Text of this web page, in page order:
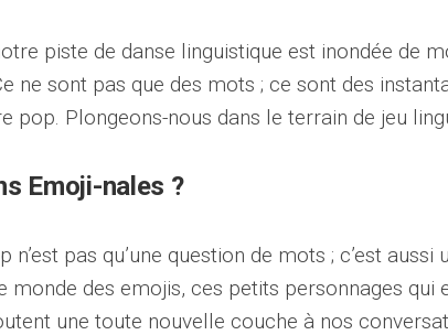
piste de danse linguistique est inondée de
ne sont pas que des mots ; ce sont des
pop. Plongeons-nous dans le terrain de jeu
Emoji-nales ?
n’est pas qu’une question de mots ; c’est aussi
monde des emojis, ces petits personnages qui
une toute nouvelle couche à nos